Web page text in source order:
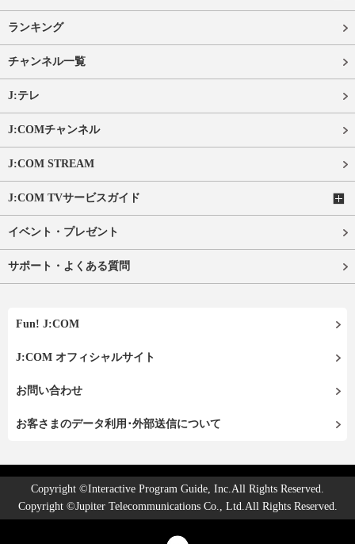
ランキング
チャンネル一覧
J:テレ
J:COMチャンネル
J:COM STREAM
J:COM TVサービスガイド
イベント・プレゼント
サポート・よくある質問
Fun! J:COM
J:COM オフィシャルサイト
お問い合わせ
お客さまのデータ利用･外部送信について
Copyright ©Interactive Program Guide, Inc.All Rights Reserved.
Copyright ©Jupiter Telecommunications Co., Ltd.All Rights Reserved.